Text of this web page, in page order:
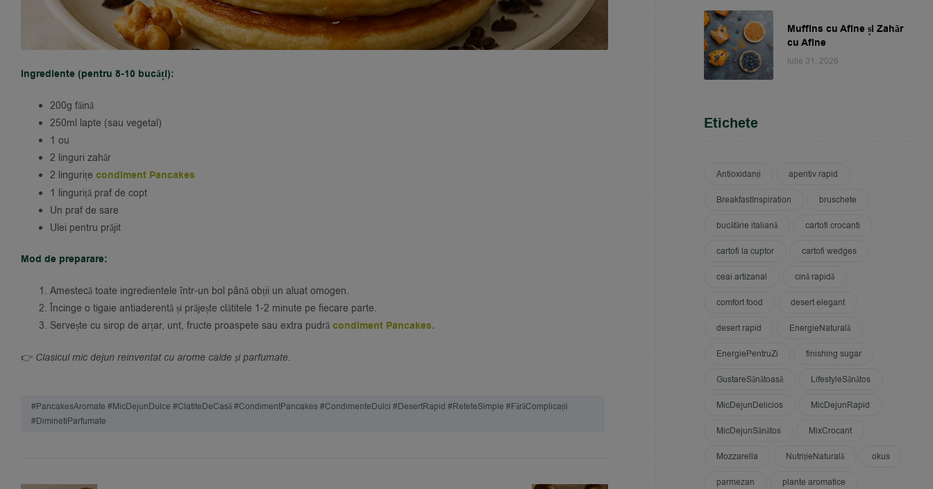
Ingrediente (pentru 8-10 bucăți):
200g făină
250ml lapte (sau vegetal)
1 ou
2 linguri zahăr
2 lingurițe condiment Pancakes
1 linguriță praf de copt
Un praf de sare
Ulei pentru prăjit
Mod de preparare:
Amestecă toate ingredientele într-un bol până obții un aluat omogen.
Încinge o tigaie antiaderentă și prăjește clătitele 1-2 minute pe fiecare parte.
Servește cu sirop de arțar, unt, fructe proaspete sau extra pudră condiment Pancakes.
👉 Clasicul mic dejun reinventat cu arome calde și parfumate.
#PancakesAromate #MicDejunDulce #ClatiteDeCasă #CondimentPancakes #CondimenteDulci #DesertRapid #ReteteSimple #FărăComplicații
#DiminetiParfumate
Muffins cu Afine și Zahăr
cu Afine
iulie 31, 2026
Etichete
Antioxidanți aperitiv rapid
BreakfastInspiration bruschete
bucătărie italiană cartofi crocanti
cartofi la cuptor cartofi wedges
ceai artizanal cină rapidă
comfort food desert elegant
desert rapid EnergieNaturală
EnergiePentruZi finishing sugar
GustareSănătoasă LifestyleSănătos
MicDejunDelicios MicDejunRapid
MicDejunSănătos MixCrocant
Mozzarella NutrițieNaturală okus
parmezan plante aromatice